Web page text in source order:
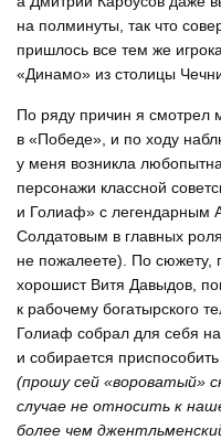
на полминуты, так что
пришлось все тем же
«Динамо» из столицы
По ряду причин я смотрел
в «Победе», и по ходу
у меня возникла
персонажи классной
и Голиаф» с легендарным
Солдатовым в главных
не пожалеете). По
хорошист Витя Давыдов,
к рабочему богатырского
Голиаф собрал для себя
и собирается
(прошу сей «вороватый»
случае не относить к
более чем